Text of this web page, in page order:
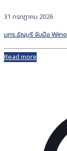
31 กรกฎาคม 2026
มทร.ธัญบุรี จับมือ
Read more